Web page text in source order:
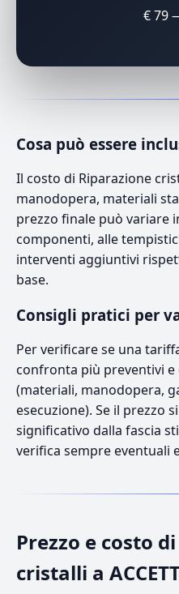
€ 79
Cosa può essere
Il costo di Riparazione
manodopera, materiali
prezzo finale può variare
componenti, alle
interventi aggiuntivi
base.
Consigli pratici per
Per verificare se una
confronta più preventivi e
(materiali, manodopera,
esecuzione). Se il prezzo
significativo dalla fascia
verifica sempre eventuali
Prezzo e costo
cristalli a